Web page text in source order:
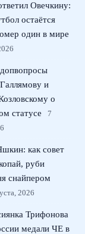
Овечкину:
остаётся
один в мире
и
о
статусе
7
как совет
руби
снайпером
2026
Трифонова
медали ЧЕ в